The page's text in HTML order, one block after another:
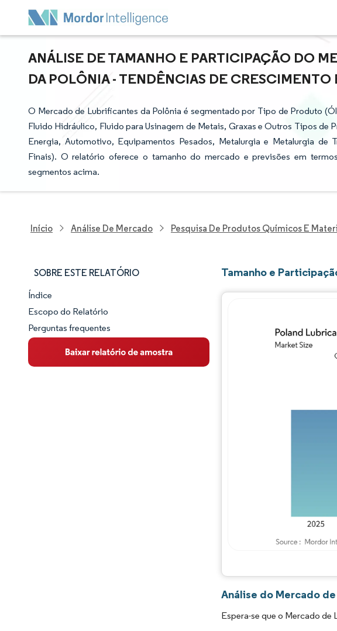
ANÁLISE DE TAMANHO E PARTICIPAÇÃO DO
DA POLÔNIA - TENDÊNCIAS DE CRESCIMENTO
O Mercado de Lubrificantes da Polônia é segmentado por Tipo de Produto
Fluido Hidráulico, Fluido para Usinagem de Metais, Graxas e Outros Tipos de
Energia, Automotivo, Equipamentos Pesados, Metalurgia e Metalurgia de
Finais). O relatório oferece o tamanho do mercado e previsões em
segmentos acima.
Início Análise De Mercado Pesquisa De Produtos Químicos E
SOBRE ESTE RELATÓRIO
Panorama do Mercado
Visão Geral do Mercado
Principais Tendências de Mercado
Índice
Escopo do Relatório
Perguntas frequentes
Tamanho e
Análise do Mercado
Espera-se que o Mercado